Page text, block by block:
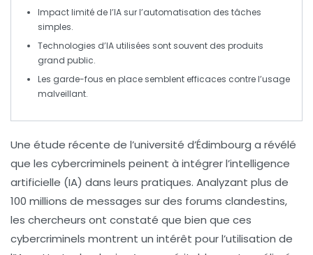
Impact limité de l’IA sur l’automatisation des tâches
simples.
Technologies d’IAutilisées sont souvent des produits
grand public.
Les garde-fous en place semblent efficaces contre l’usage
malveillant.
Une étude récente de l’université d’Édimbourg a révélé
que les cybercriminels peinent à intégrer l’intelligence
artificielle (IA) dans leurs pratiques. Analyzant plus de
100 millions de messages sur des forums clandestins,
les chercheurs ont constaté que bien que ces
cybercriminels montrent un intérêt pour l’utilisation de